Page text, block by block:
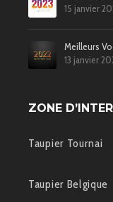
15 janvier
Meilleurs
13 janvier
ZONE
Taupier Tournai
Taupier Belgique